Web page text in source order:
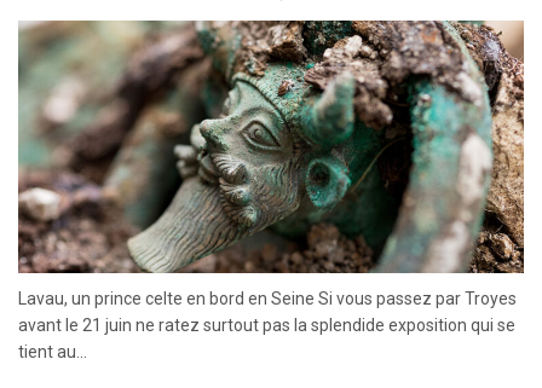
Lavau, un prince celte en bord en Seine Si vous passez par Troyes
avant le 21 juin ne ratez surtout pas la splendide exposition qui se
tient au...